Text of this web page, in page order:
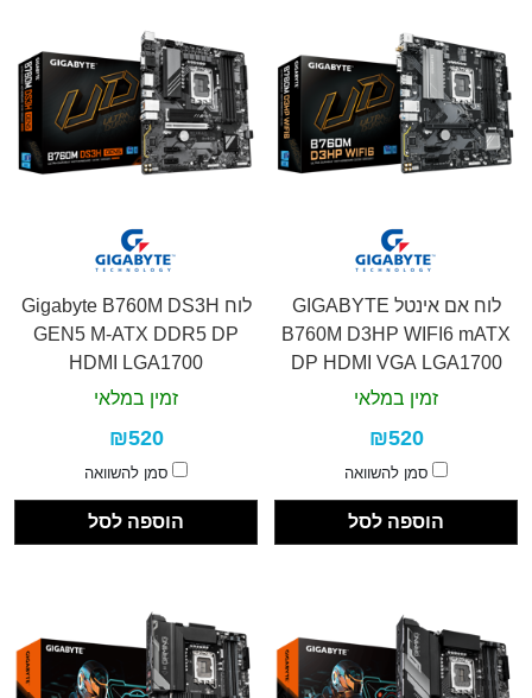
לוח אם אינטל GIGABYTE
B760M D3HP WIFI6 mATX
DP HDMI VGA LGA1700
זמין במלאי
₪520
סמן להשוואה
הוספה לסל
לוח Gigabyte B760M DS3H
GEN5 M-ATX DDR5 DP
HDMI LGA1700
זמין במלאי
₪520
סמן להשוואה
הוספה לסל